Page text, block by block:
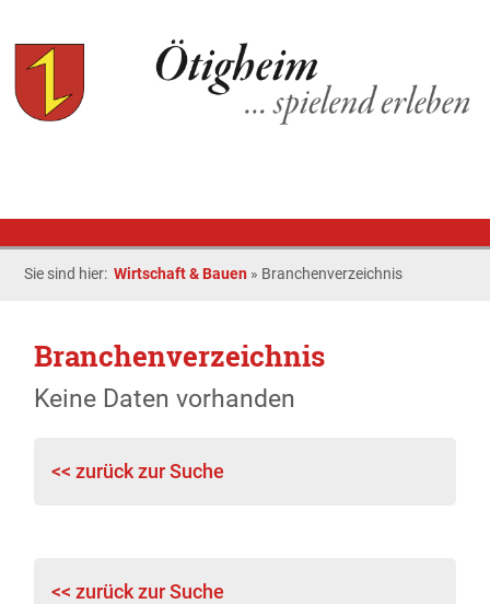
Sie sind hier:Wirtschaft & Bauen » Branchenverzeichnis
Branchenverzeichnis
Keine Daten vorhanden
<< zurück zur Suche
<< zurück zur Suche